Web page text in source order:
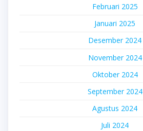
Februari 2025
Januari 2025
Desember 2024
November 2024
Oktober 2024
September 2024
Agustus 2024
Juli 2024